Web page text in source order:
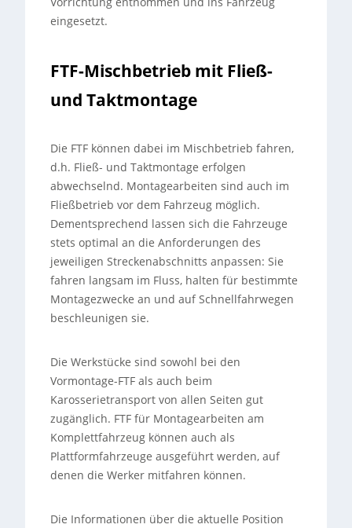
eingesetzt.
FTF-Mischbetrieb mit Fließ-
und Taktmontage
Die FTF können dabei im Mischbetrieb fahren,
d.h. Fließ- und Taktmontage erfolgen
abwechselnd. Montagearbeiten sind auch im
Fließbetrieb vor dem Fahrzeug möglich.
Dementsprechend lassen sich die Fahrzeuge
stets optimal an die Anforderungen des
jeweiligen Streckenabschnitts anpassen: Sie
fahren langsam im Fluss, halten für bestimmte
Montagezwecke an und auf Schnellfahrwegen
beschleunigen sie.
Die Werkstücke sind sowohl bei den
Vormontage-FTF als auch beim
Karosserietransport von allen Seiten gut
zugänglich. FTF für Montagearbeiten am
Komplettfahrzeug können auch als
Plattformfahrzeuge ausgeführt werden, auf
denen die Werker mitfahren können.
Die Informationen über die aktuelle Position